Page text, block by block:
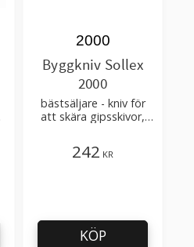
Byggkniv Sollex
2000
bästsäljare - kniv för
att skära gipsskivor,
2000
242 KR
KÖP